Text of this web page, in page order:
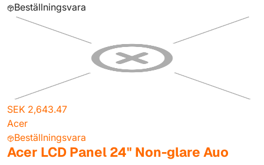
Beställningsvara
SEK 2,643.47
Acer
Beställningsvara
Acer LCD Panel 24" Non-glare Auo